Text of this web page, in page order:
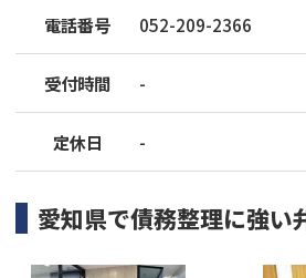
電話番号 052-209-2366
受付時間 -
定休日 -
愛知県で債務整理に強い